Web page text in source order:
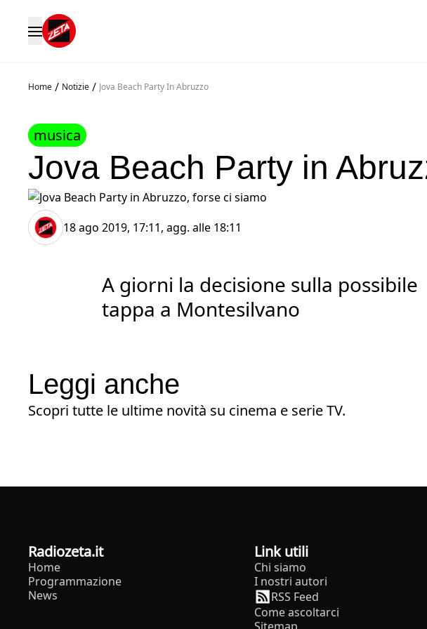
Home / Notizie / Jova Beach Party In Abruzzo
musica
Jova Beach Party in
18 ago 2019, 17:11, agg. alle 18:11
A giorni la decisione sulla possibile
tappa a Montesilvano
Leggi anche
Scopri tutte le ultime novità su cinema e serie TV.
radiozeta.it
Home
Programmazione
News
Link utili
Chi siamo
I nostri autori
RSS Feed
Come ascoltarci
Sitemap